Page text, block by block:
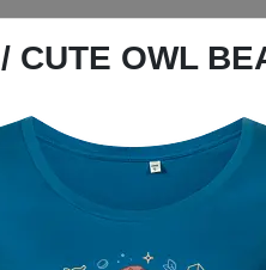
/ CUTE OWL